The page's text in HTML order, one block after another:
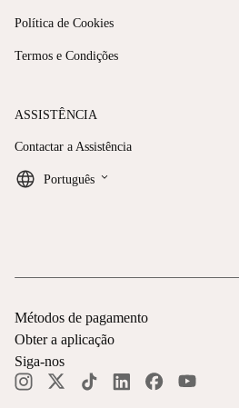
Política de Cookies
Termos e Condições
ASSISTÊNCIA
Contactar a Assistência
Português keyboard_arrow_down
Métodos de pagamento
Obter a aplicação
Siga-nos